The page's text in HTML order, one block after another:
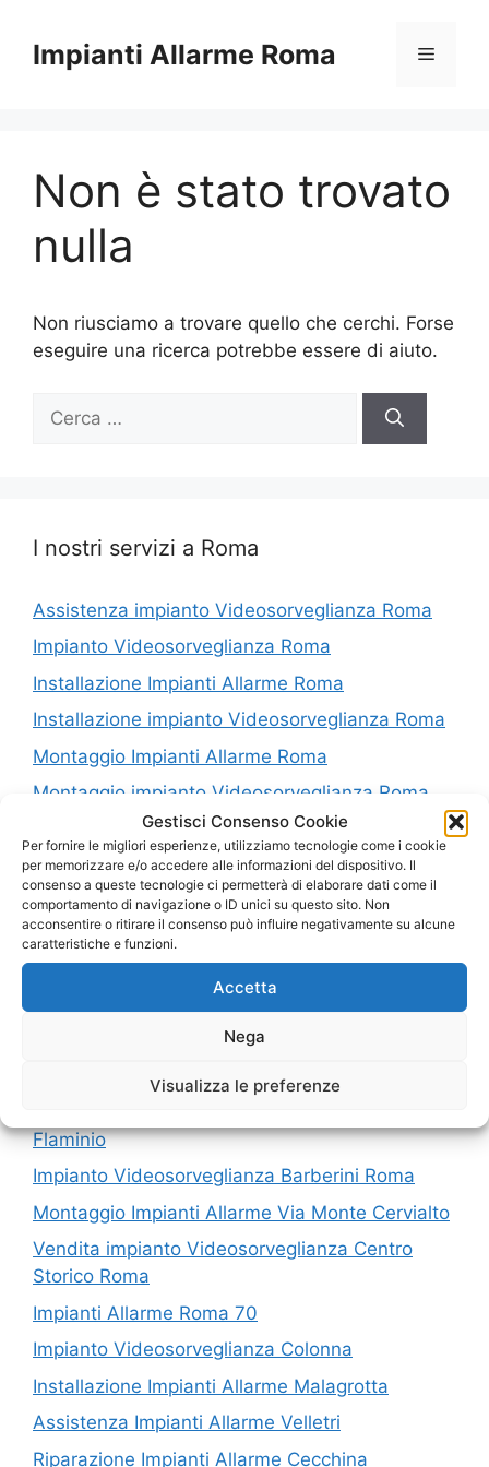
Gestisci Consenso Cookie
Per fornire le migliori esperienze, utilizziamo tecnologie come i cookie
per memorizzare e/o accedere alle informazioni del dispositivo. Il
consenso a queste tecnologie ci permetterà di elaborare dati come il
comportamento di navigazione o ID unici su questo sito. Non
acconsentire o ritirare il consenso può influire negativamente su alcune
caratteristiche e funzioni.
Accetta
Nega
Visualizza le preferenze
contenuto
Impianti Allarme Roma Menu
Non è stato trovato
nulla
Non riusciamo a trovare quello che cerchi. Forse
eseguire una ricerca potrebbe essere di aiuto.
per:
I nostri servizi a Roma
Assistenza impianto Videosorveglianza Roma
Impianto Videosorveglianza Roma
Installazione Impianti Allarme Roma
Installazione impianto Videosorveglianza Roma
Montaggio Impianti Allarme Roma
Montaggio impianto Videosorveglianza Roma
Riparazione Impianti Allarme Roma
Riparazione impianto Videosorveglianza Roma
Vendita Impianti Allarme Roma
Vendita impianto Videosorveglianza Roma
I nostri servizi in Provincia di Roma
Installazione Impianti Allarme Testaccio
Flaminio
Impianto Videosorveglianza Barberini Roma
Montaggio Impianti Allarme Via Monte Cervialto
Vendita impianto Videosorveglianza Centro
Storico Roma
Impianti Allarme Roma 70
Impianto Videosorveglianza Colonna
Installazione Impianti Allarme Malagrotta
Assistenza Impianti Allarme Velletri
Riparazione Impianti Allarme Cecchina